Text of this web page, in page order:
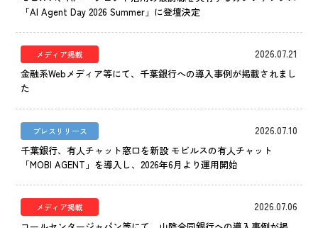
「AI Agent Day 2026 Summer」に登壇決定
メディア掲載 2026.07.21
金融系Webメディア等にて、千葉銀行への導入事例が掲載されまし
た
プレスリリース 2026.07.10
千葉銀行、有人チャット窓口を新設 モビルスの有人チャット
「MOBI AGENT」を導入し、2026年6月より運用開始
メディア掲載 2026.07.06